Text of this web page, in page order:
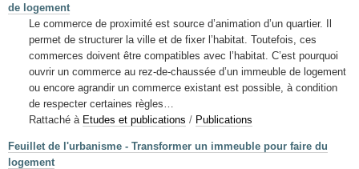
de logement
Le commerce de proximité est source d’animation d’un quartier. Il
permet de structurer la ville et de fixer l’habitat. Toutefois, ces
commerces doivent être compatibles avec l’habitat. C’est pourquoi
ouvrir un commerce au rez-de-chaussée d’un immeuble de logement
ou encore agrandir un commerce existant est possible, à condition
de respecter certaines règles…
Rattaché à Etudes et publications / Publications
Feuillet de l'urbanisme - Transformer un immeuble pour faire du
logement